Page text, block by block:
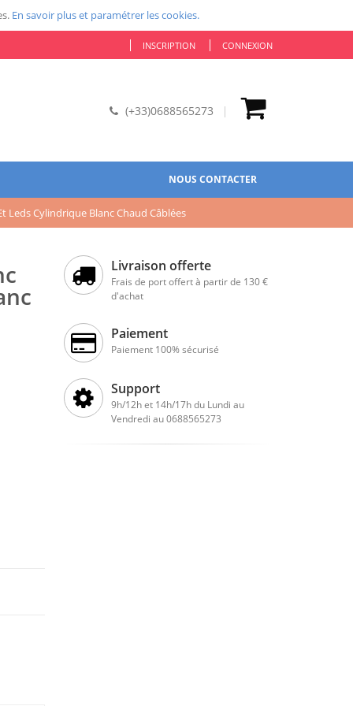
En savoir plus et paramétrer les cookies.
INSCRIPTION CONNEXION
(+33)0688565273
NOUS CONTACTER
Leds Cylindrique Blanc Chaud Câblées
Livraison offerte
Frais de port offert à partir de 130 €
d'achat
Paiement
Paiement 100% sécurisé
Support
9h/12h et 14h/17h du Lundi au
Vendredi au 0688565273